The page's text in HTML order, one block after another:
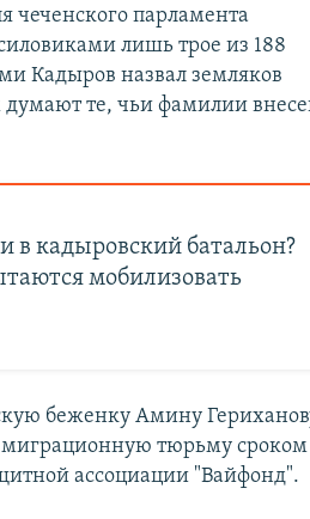
чеченского парламента
лишь трое из 188
Кадыров назвал земляков
думают те, чьи фамилии
в кадыровский батальон?
мобилизовать
беженку Амину
миграционную тюрьму
ассоциации "Вайфонд".